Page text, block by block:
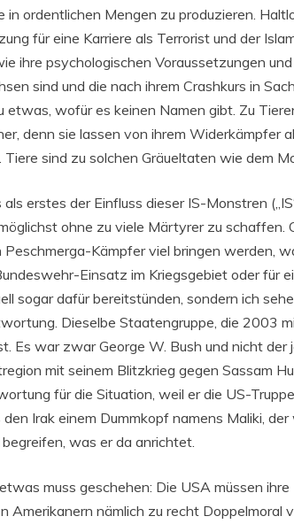
in ordentlichen Mengen zu produzieren.
für eine Karriere als Terrorist und der
ihre psychologischen Voraussetzungen
sind und die nach ihrem Crashkurs in
etwas, wofür es keinen Namen gibt. Zu
denn sie lassen von ihrem Widerkämpfer
Tiere sind zu solchen Gräueltaten wie dem
als erstes der Einfluss dieser IS-Monstren
ohne zu viele Märtyrer zu schaffen.
Peschmerga-Kämpfer viel bringen werden,
Einsatz im Kriegsgebiet oder für
sogar dafür bereitstünden, sondern ich
Dieselbe Staatengruppe, die 2003
Es war zwar George W. Bush und nicht
mit seinem Blitzkrieg gegen Sassam
für die Situation, weil er die US-
den Irak einem Dummkopf namens Maliki,
was er da anrichtet.
muss geschehen: Die USA müssen
Amerikanern nämlich zu recht